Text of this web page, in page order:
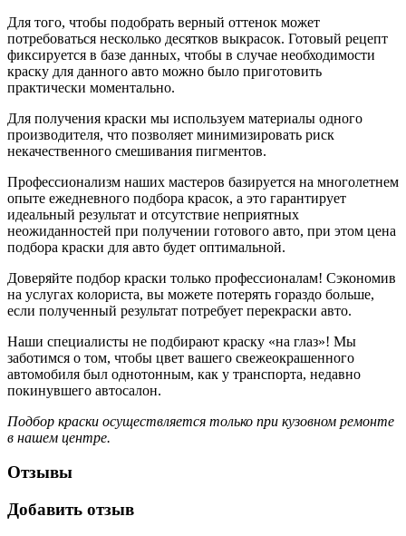
Для того, чтобы подобрать верный оттенок может
потребоваться несколько десятков выкрасок. Готовый рецепт
фиксируется в базе данных, чтобы в случае необходимости
краску для данного авто можно было приготовить
практически моментально.
Для получения краски мы используем материалы одного
производителя, что позволяет минимизировать риск
некачественного смешивания пигментов.
Профессионализм наших мастеров базируется на многолетнем
опыте ежедневного подбора красок, а это гарантирует
идеальный результат и отсутствие неприятных
неожиданностей при получении готового авто, при этом цена
подбора краски для авто будет оптимальной.
Доверяйте подбор краски только профессионалам! Сэкономив
на услугах колориста, вы можете потерять гораздо больше,
если полученный результат потребует перекраски авто.
Наши специалисты не подбирают краску «на глаз»! Мы
заботимся о том, чтобы цвет вашего свежеокрашенного
автомобиля был однотонным, как у транспорта, недавно
покинувшего автосалон.
Подбор краски осуществляется только при кузовном ремонте
в нашем центре.
Отзывы
Добавить отзыв